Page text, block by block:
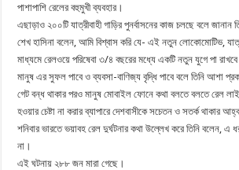
পাশাপাশি রেলের বহুমুখী ব্যবহার।
এছাড়াও ২০০টি যাত্রীবাহী গাড়ির পুনর্বাসনের কাজ চলছে বলে জানান
শেখ হাসিনা বলেন, আমি বিশ্বাস করি যে- এই নতুন লোকোমোটিভ,
মাধ্যমে রেলওয়ে পরিষেবা ৩/৪ বছরের মধ্যে একটি নতুন যুগে পা
মানুষ এর সুফল পাবে ও ব্যবসা-বাণিজ্য বৃদ্ধি পাবে বলে তিনি আশা
গেট বন্ধ থাকার পরও মানুষ মোবাইল ফোনে কথা বলতে বলতে রেল
হওয়ার চেষ্টা না করার ব্যাপারে দেশবাসীকে সচেতন ও সতর্ক থাকার
শনিবার ভারতে ভয়াবহ রেল দুর্ঘটনার কথা উল্লেখ করে তিনি বলেন, এ
না।
এই ঘটনায় ২৮৮ জন মারা গেছে।